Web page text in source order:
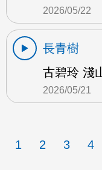
2026/05/22
長青樹
古碧玲 淺
2026/05/21
1 2 3 4